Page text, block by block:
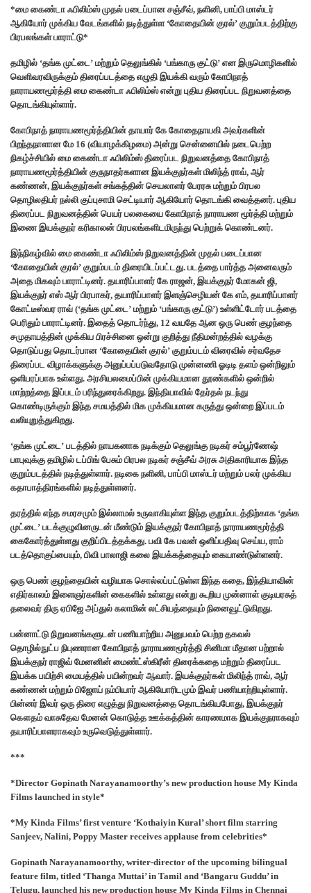
*மை கைண்டா ஃபிலிம்ஸ் முதல் படைப்பான சஞ்சீவ், நளினி, பாப்பி மாஸ்டர்
ஆகியோர் முக்கிய வேடங்களில் நடித்துள்ள ‘கோதையின் குரல்’ குறும்படத்திற்கு
பிரபலங்கள் பாராட்டு*
தமிழில் ‘தங்க முட்டை’ மற்றும் தெலுங்கில் ‘பங்காரு குட்டு’ என இருமொழிகளில்
வெளிவரவிருக்கும் திரைப்படத்தை எழுதி இயக்கி வரும் கோபிநாத்
நாராயணமூர்த்தி மை கைண்டா ஃபிலிம்ஸ் என்று புதிய திரைப்பட நிறுவனத்தை
தொடங்கியுள்ளார்.
கோபிநாத் நாராயணமூர்த்தியின் தாயார் கே கோதைநாயகி அவர்களின்
பிறந்தநாளான மே 16 (வியாழக்கிழமை) அன்று சென்னையில் நடைபெற்ற
நிகழ்ச்சியில் மை கைண்டா ஃபிலிம்ஸ் திரைப்பட நிறுவனத்தை கோபிநாத்
நாராயணமூர்த்தியின் குருநாதர்களான இயக்குநர்கள் மிலிந்த் ராவ், ஆர்
கண்ணன், இயக்குநர்கள் சங்கத்தின் செயலாளர் பேரரசு மற்றும் பிரபல
தொழிலதிபர் நல்லி குப்புசாமி செட்டியார் ஆகியோர் தொடங்கி வைத்தனர். புதிய
திரைப்பட நிறுவனத்தின் பெயர் பலகையை கோபிநாத் நாராயண மூர்த்தி மற்றும்
இணை இயக்குநர் கரிகாலன் பிரபலங்களிடமிருந்து பெற்றுக் கொண்டனர்.
இந்நிகழ்வில் மை கைண்டா ஃபிலிம்ஸ் நிறுவனத்தின் முதல் படைப்பான
‘கோதையின் குரல்’ குறும்படம் திரையிடப்பட்டது. படத்தை பார்த்த அனைவரும்
அதை மிகவும் பாராட்டினர். தயாரிப்பாளர் கே ராஜன், இயக்குநர் மோகன் ஜி,
இயக்குநர் எஸ் ஆர் பிரபாகர், தயாரிப்பாளர் இளஞ்செழியன் கே எம், தயாரிப்பாளர்
கோட்டீஸ்வர ராவ் (‘தங்க முட்டை’ மற்றும் ‘பங்காரு குட்டு’) உள்ளிட்டோர் படத்தை
பெரிதும் பாராட்டினர். இதைத் தொடர்ந்து, 12 வயதே ஆன ஒரு பெண் குழந்தை
சமுதாயத்தின் முக்கிய பிரச்சினை ஒன்று குறித்து நீதிமன்றத்தில் வழக்கு
தொடுப்பது தொடர்பான ‘கோதையின் குரல்’ குறும்படம் விரைவில் சர்வதேச
திரைப்பட விழாக்களுக்கு அனுப்பப்படுவதோடு முன்னணி ஓடிடி தளம் ஒன்றிலும்
ஒளிபரப்பாக உள்ளது. அரசியலமைப்பின் முக்கியமான‌ தூண்களில் ஒன்றில்
மாற்றத்தை இப்படம் பரிந்துரைக்கிறது. இந்தியாவில் தேர்தல் நடந்து
கொண்டிருக்கும் இந்த சமயத்தில் மிக முக்கியமான கருத்து ஒன்றை இப்படம்
வலியுறுத்துகிறது.
‘தங்க முட்டை’ படத்தில் நாயகனாக நடிக்கும் தெலுங்கு நடிகர் சம்பூர்ணேஷ்
பாபுவுக்கு தமிழில் டப்பிங் பேசும் பிரபல நடிகர் சஞ்சீவ் அரசு அதிகாரியாக இந்த
குறும்படத்தில் நடித்துள்ளார். நடிகை நளினி, பாப்பி மாஸ்டர் மற்றும் பலர் முக்கிய
கதாபாத்திரங்களில் நடித்துள்ளனர்.
தரத்தில் எந்த சமரசமும் இல்லாமல் உருவாகியுள்ள இந்த குறும்படத்திற்காக ‘தங்க
முட்டை’ படக்குழுவினருடன் மீண்டும் இயக்குநர் கோபிநாத் நாராயணமூர்த்தி
கைகோர்த்துள்ளது குறிப்பிடத்தக்கது. பவி கே பவன் ஒளிப்பதிவு செய்ய, ராம்
படத்தொகுப்பையும், பிவி பாலாஜி கலை இயக்கத்தையும் கையாண்டுள்ளனர்.
ஒரு பெண் குழந்தையின் வழியாக சொல்லப்பட்டுள்ள இந்த கதை, இந்தியாவின்
எதிர்காலம் இளைஞர்களின் கைகளில் உள்ளது என்று கூறிய‌ முன்னாள் குடியரசுத்
தலைவர் திரு ஏபிஜே அப்துல் கலாமின் லட்சியத்தையும் நினைவூட்டுகிறது.
பன்னாட்டு நிறுவனங்களுடன் பணியாற்றிய அனுபவம் பெற்ற தகவல்
தொழில்நுட்ப நிபுணரான கோபிநாத் நாராயணமூர்த்தி சினிமா மீதான பற்றால்
இயக்குநர் ராஜிவ் மேனனின் மைண்ட்ஸ்கிரீன் திரைக்கதை மற்றும் திரைப்பட
இயக்க பயிற்சி மையத்தில் பயின்றவர் ஆவார். இயக்குநர்கள் மிலிந்த் ராவ், ஆர்
கண்ணன் மற்றும் பிஜோய் நம்பியார் ஆகியோரிடமும் இவர் பணியாற்றியுள்ளார்.
பின்னர் இவர் ஒரு திரை எழுத்து நிறுவனத்தை தொடங்கியபோது, இயக்குநர்
கௌதம் வாசுதேவ மேனன் கொடுத்த ஊக்கத்தின் காரணமாக இயக்குநராகவும்
தயாரிப்பாளராகவும் உருவெடுத்துள்ளார்.
***
*Director Gopinath Narayanamoorthy’s new production house My Kinda
Films launched in style*
*My Kinda Films’ first venture ‘Kothaiyin Kural’ short film starring
Sanjeev, Nalini, Poppy Master receives applause from celebrities*
Gopinath Narayanamoorthy, writer-director of the upcoming bilingual
feature film, titled ‘Thanga Muttai’ in Tamil and ‘Bangaru Guddu’ in
Telugu, launched his new production house My Kinda Films in Chennai